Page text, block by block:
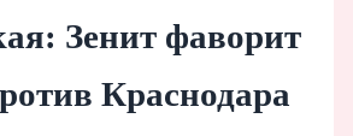
Зенит фаворит
Краснодара